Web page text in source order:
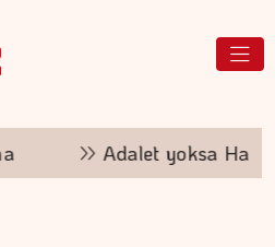
Adalet yoksa